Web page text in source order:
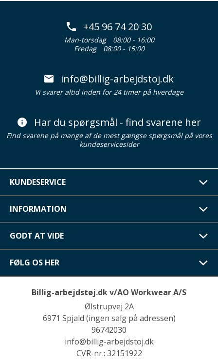
+45 96 74 20 30
Man-torsdag
08:00 - 16:00
Fredag
08:00 - 15:00
info@billig-arbejdstoj.dk
Vi svarer altid inden for 24 timer på hverdage
Har du spørgsmål - find svarene her
Find svarene på mange af de mest gængse spørgsmål på vores
kundeservicesider
KUNDESERVICE
INFORMATION
GODT AT VIDE
FØLG OS HER
Billig-arbejdstøj.dk v/AO Workwear A/S
Ølstrupvej 2A
6971 Spjald (ingen salg på adressen)
96742030
info@billig-arbejdstoj.dk
CVR-nr.: 32151922